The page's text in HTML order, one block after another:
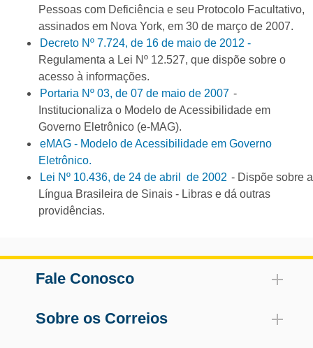
Pessoas com Deficiência e seu Protocolo Facultativo,
assinados em Nova York, em 30 de março de 2007.
Decreto Nº 7.724, de 16 de maio de 2012 -
Regulamenta a Lei Nº 12.527, que dispõe sobre o
acesso à informações.
Portaria Nº 03, de 07 de maio de 2007 -
Institucionaliza o Modelo de Acessibilidade em
Governo Eletrônico (e-MAG).
eMAG - Modelo de Acessibilidade em Governo
Eletrônico.
Lei Nº 10.436, de 24 de abril de 2002 - Dispõe sobre a
Língua Brasileira de Sinais - Libras e dá outras
providências.
Fale Conosco
Sobre os Correios